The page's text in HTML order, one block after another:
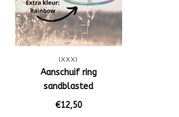
IXXXI
Aanschuif ring
sandblasted
€12,50